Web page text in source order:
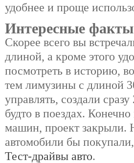
удобнее и проще
Интересные факты
Скорее всего вы
длиной, а кроме этого
посмотреть в историю,
тем лимузины с длиной
управлять, создали
будто в поездах.
машин, проект закрыли.
автомобили бы
Тест-драйвы авто.